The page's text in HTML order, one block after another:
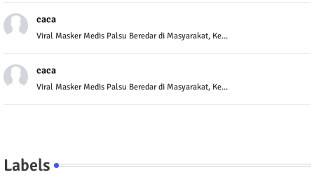
caca
Viral Masker Medis Palsu Beredar di Masyarakat, Ke...
caca
Viral Masker Medis Palsu Beredar di Masyarakat, Ke...
Labels